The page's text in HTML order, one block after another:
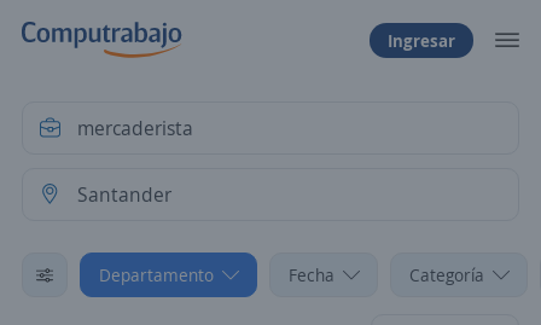
Ingresar
Departamento Fecha Categoría